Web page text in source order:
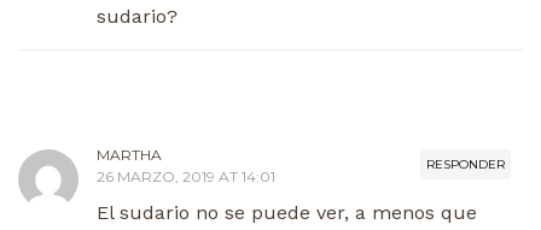
sudario?
RESPONDER
MARTHA
26 MARZO, 2019 AT 14:01
El sudario no se puede ver, a menos que